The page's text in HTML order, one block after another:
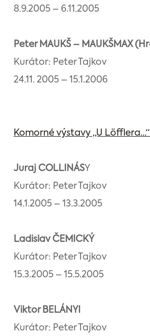
8.9.2005 – 6.11.2005
Peter MAUKŠ – MAUKŠMAX
Kurátor: Peter Tajkov
24.11. 2005 – 15.1.2006
Komorné výstavy „U Löfflera...“
Juraj COLLINÁSY
Kurátor: Peter Tajkov
14.1.2005 – 13.3.2005
Ladislav ČEMICKÝ
Kurátor: Peter Tajkov
15.3.2005 – 15.5.2005
Viktor BELÁNYI
Kurátor: Peter Tajkov